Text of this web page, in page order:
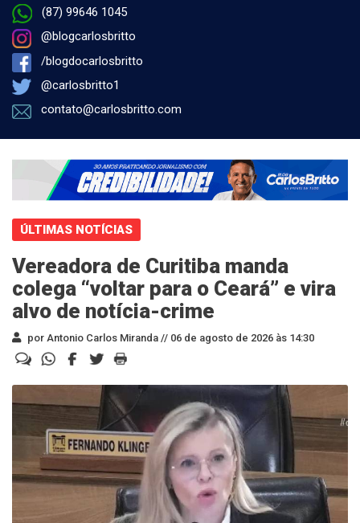
(87) 99646 1045
@blogcarlosbritto
/blogdocarlosbritto
@carlosbritto1
contato@carlosbritto.com
ÚLTIMAS NOTÍCIAS
Vereadora de Curitiba manda
colega “voltar para o Ceará” e vira
alvo de notícia-crime
por Antonio Carlos Miranda // 06 de agosto de 2026 às 14:30